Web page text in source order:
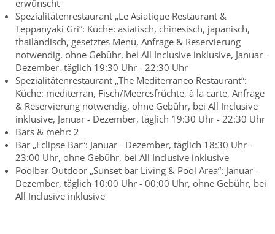
erwünscht
Spezialitätenrestaurant „Le Asiatique Restaurant &
Teppanyaki Gri“: Küche: asiatisch, chinesisch, japanisch,
thailändisch, gesetztes Menü, Anfrage & Reservierung
notwendig, ohne Gebühr, bei All Inclusive inklusive, Januar -
Dezember, täglich 19:30 Uhr - 22:30 Uhr
Spezialitätenrestaurant „The Mediterraneo Restaurant“:
Küche: mediterran, Fisch/Meeresfrüchte, à la carte, Anfrage
& Reservierung notwendig, ohne Gebühr, bei All Inclusive
inklusive, Januar - Dezember, täglich 19:30 Uhr - 22:30 Uhr
Bars & mehr: 2
Bar „Eclipse Bar“: Januar - Dezember, täglich 18:30 Uhr -
23:00 Uhr, ohne Gebühr, bei All Inclusive inklusive
Poolbar Outdoor „Sunset bar Living & Pool Area“: Januar -
Dezember, täglich 10:00 Uhr - 00:00 Uhr, ohne Gebühr, bei
All Inclusive inklusive